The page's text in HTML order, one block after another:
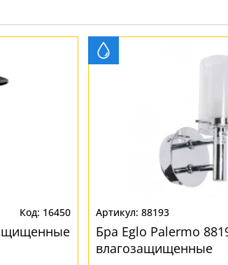
16450 88193
Бра Eglo Palermo
влагозащищенные